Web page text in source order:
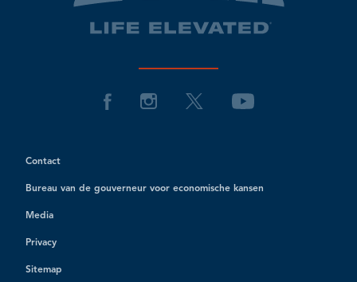
Contact
Bureau van de gouverneur voor economische kansen
Media
Privacy
Sitemap